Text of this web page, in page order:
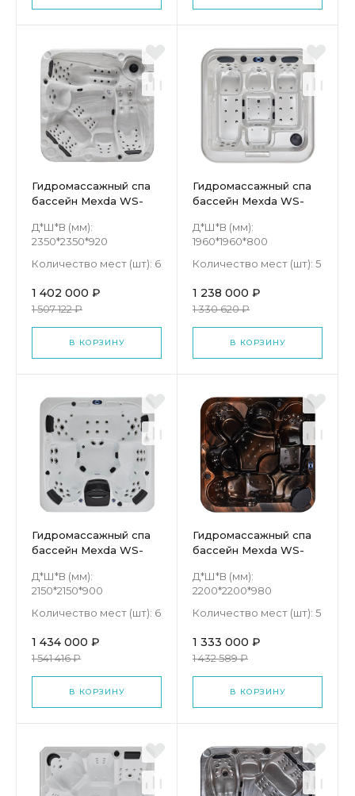
Гидромассажный спа
бассейн Mexda WS-
Д*Ш*В (мм):
2350*2350*920
Количество мест (шт): 6
1 402 000 ₽
1 507 122 ₽
В КОРЗИНУ
Гидромассажный спа
бассейн Mexda WS-
Д*Ш*В (мм):
1960*1960*800
Количество мест (шт): 5
1 238 000 ₽
1 330 620 ₽
В КОРЗИНУ
Гидромассажный спа
бассейн Mexda WS-
Д*Ш*В (мм):
2150*2150*900
Количество мест (шт): 6
1 434 000 ₽
1 541 416 ₽
В КОРЗИНУ
Гидромассажный спа
бассейн Mexda WS-
Д*Ш*В (мм):
2200*2200*980
Количество мест (шт): 5
1 333 000 ₽
1 432 589 ₽
В КОРЗИНУ